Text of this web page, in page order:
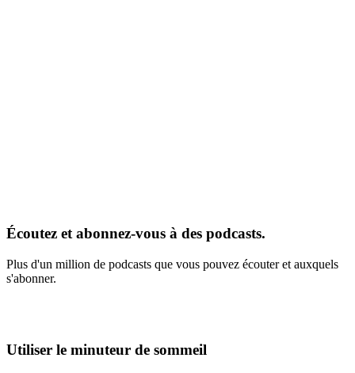
Écoutez et abonnez-vous à des podcasts.
Plus d'un million de podcasts que vous pouvez écouter et auxquels
s'abonner.
Utiliser le minuteur de sommeil